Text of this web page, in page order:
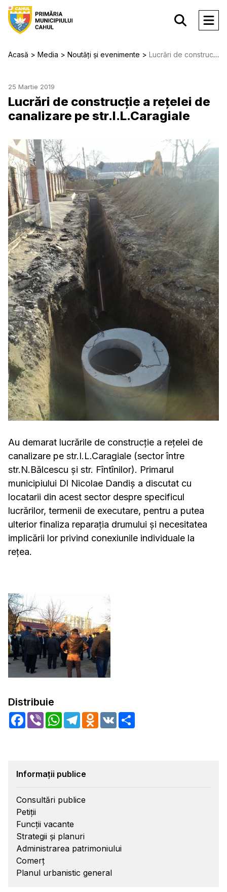
Acasă Media Noutăți și evenimente Lucrări de construcție a rețelei de canalizare pe str.I.L.Caragiale
25 Martie 2019
Lucrări de construcție a rețelei de
canalizare pe str.I.L.Caragiale
Au demarat lucrările de construcție a rețelei de
canalizare pe str.I.L.Caragiale (sector între
str.N.Bălcescu și str. Fîntînilor). Primarul
municipiului Dl Nicolae Dandiș a discutat cu
locatarii din acest sector despre specificul
lucrărilor, termenii de executare, pentru a putea
ulterior finaliza reparația drumului și necesitatea
implicării lor privind conexiunile individuale la
rețea.
Distribuie
Facebook
Viber WhatsApp
TelegramOdnoklassniki
VK
Informații publice
Consultări publice
Petiții
Funcții vacante
Strategii și planuri
Administrarea patrimoniului
Comerț
Planul urbanistic general